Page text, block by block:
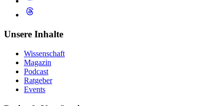
Unsere Inhalte
Wissenschaft
Magazin
Podcast
Ratgeber
Events